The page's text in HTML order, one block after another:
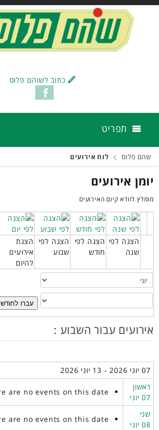
כתוב לשוהם פלוס
תפריט
שהם פלוס לוח אירועים
יומן אירועים
מומלץ לוודא קיום האירועים
הצגה לפי
שנה
הצגה לפי
חודש
הצגה לפי
שבוע
הצגת
אירועים
להיום
עברו לחודש
אירועים עבור השבוע :
07 יוני 2026 - 13 יוני 2026
ראשון
07 יוני
are no events on this date
שני
08 יוני
are no events on this date